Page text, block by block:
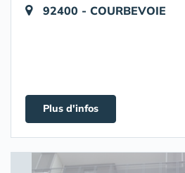
92400 - COURBEVOIE
Plus d'infos